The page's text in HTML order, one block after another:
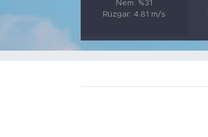
Nem: %31
Rüzgar: 4.81 m/s